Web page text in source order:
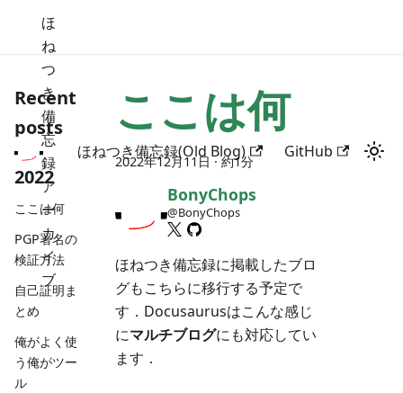
Blog
ほ
ね
つ
き
備
忘
録
ア
ー
カ
イ
ブ
ほねつき備忘録(Old Blog) GitHub
Recent
posts
2022
ここは何
PGP署名の
検証方法
自己証明ま
とめ
俺がよく使
う俺がツー
ル
ここは何
2022年12月11日· 約1分
BonyChops
@BonyChops
ほねつき備忘録に掲載したブロ
グもこちらに移行する予定で
す．Docusaurusはこんな感じ
にマルチブログにも対応してい
ます．